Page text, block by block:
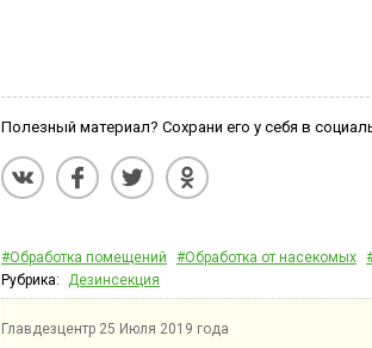
Полезный материал? Сохрани его у себя в
#Обработка помещений #Обработка от насекомых
Рубрика:
Дезинсекция
Главдезцентр 25 Июля 2019 года